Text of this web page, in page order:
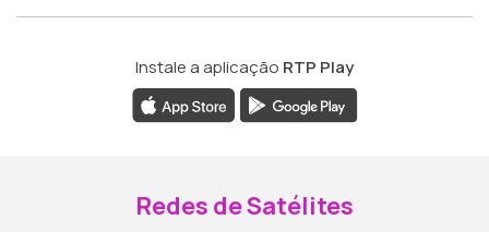
Instale a aplicação RTP Play
Redes de Satélites